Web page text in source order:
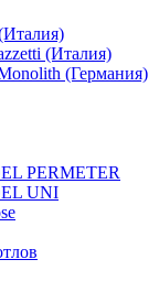
(Италия)
(Германия)
PERMETER
UNI